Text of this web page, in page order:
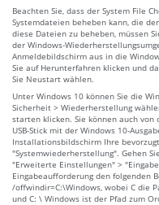
Beachten Sie, dass der System File
Systemdateien beheben kann, die
diese Dateien zu beheben, müssen
der Windows-
Anmeldebildschirm aus in die
Sie auf Herunterfahren klicken und
Sie Neustart wählen.
Unter Windows 10 können Sie die
Sicherheit > Wiederherstellung
starten klicken. Sie können auch
USB-Stick mit der Windows 10-
Installationsbildschirm Ihre
"Systemwiederherstellung". Gehen
"Erweiterte Einstellungen" >
Eingabeaufforderung den folgenden
/offwindir=C:\Windows, wobei C die
und C: \ Windows ist der Pfad zum